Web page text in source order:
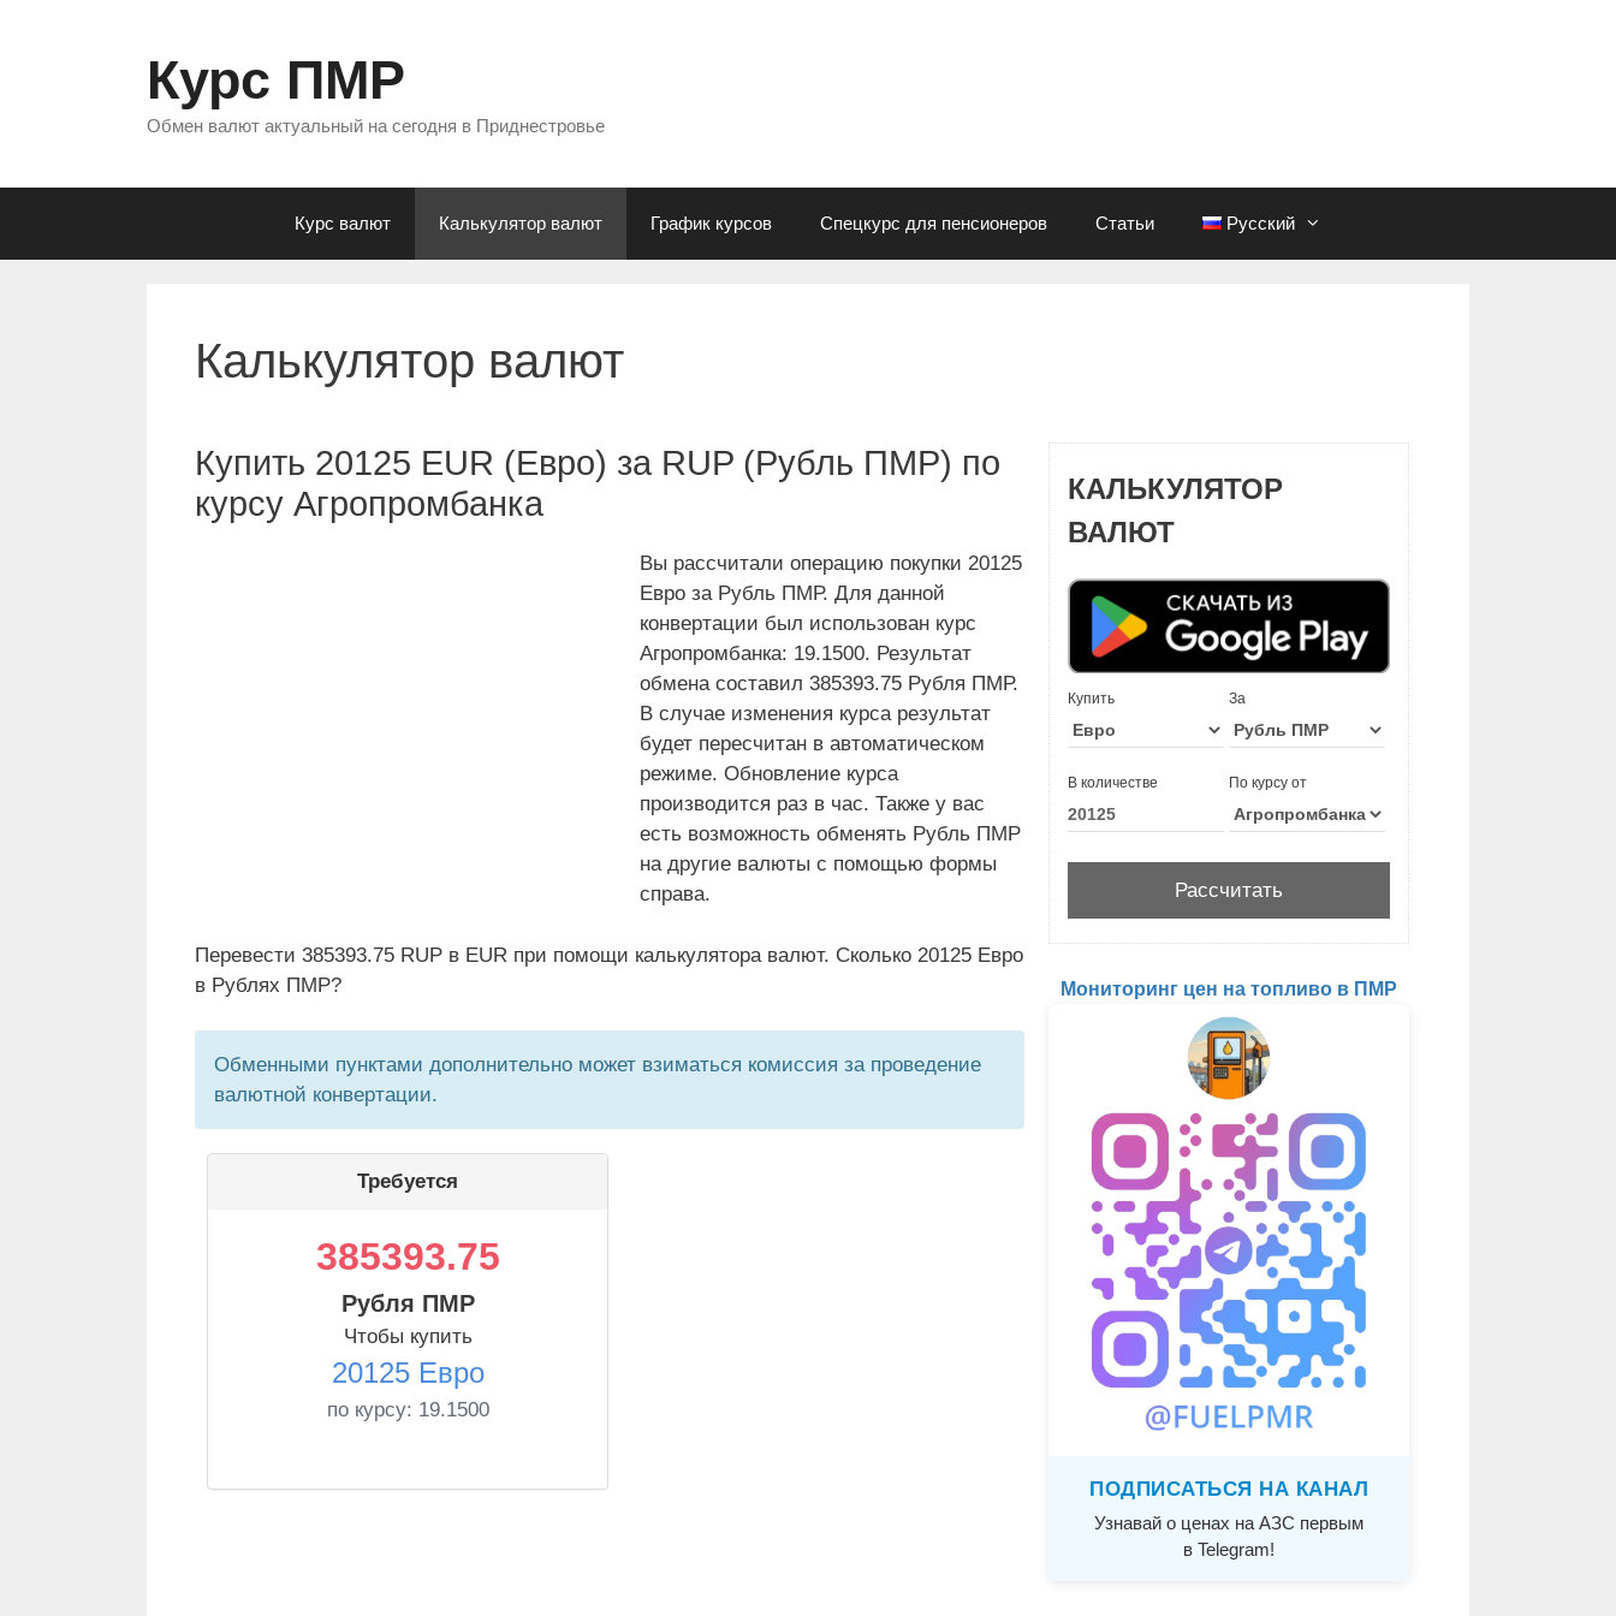
Курс ПМР
Обмен валют актуальный на сегодня в Приднестровье
Курс валют Калькулятор валют График курсов Спецкурс для пенсионеров Статьи Русский
Калькулятор валют
Купить 20125 EUR (Евро) за RUP (Рубль ПМР) по
курсу Агропромбанка
Вы рассчитали операцию покупки 20125
Евро за Рубль ПМР. Для данной
конвертации был использован курс
Агропромбанка: 19.1500. Результат
обмена составил 385393.75 Рубля ПМР.
В случае изменения курса результат
будет пересчитан в автоматическом
режиме. Обновление курса
производится раз в час. Также у вас
есть возможность обменять Рубль ПМР
на другие валюты с помощью формы
справа.
Перевести 385393.75 RUP в EUR при помощи калькулятора валют. Сколько 20125 Евро
в Рублях ПМР?
Обменными пунктами дополнительно может взиматься комиссия за проведение
валютной конвертации.
Требуется
385393.75
Рубля ПМР
Чтобы купить
20125 Евро
по курсу: 19.1500
КАЛЬКУЛЯТОР
ВАЛЮТ
Купить За
В количестве По курсу от
Мониторинг цен на топливо в ПМР
ПОДПИСАТЬСЯ НА КАНАЛ
Узнавай о ценах на АЗС первым
в Telegram!